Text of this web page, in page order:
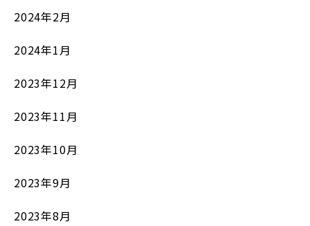
2024年2月
2024年1月
2023年12月
2023年11月
2023年10月
2023年9月
2023年8月